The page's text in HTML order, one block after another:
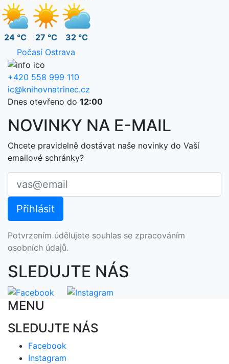
24 °C 27 °C
32 °C
Počasí Ostrava
+420 558 999 110
ic@knihovnatrinec.cz
Dnes otevřeno do 12:00
NOVINKY NA E-MAIL
Chcete pravidelně dostávat naše novinky do Vaší
emailové schránky?
Potvrzením údělujete souhlas se zpracováním
osobních údajů.
SLEDUJTE NÁS
MENU
SLEDUJTE NÁS
Facebook
Instagram